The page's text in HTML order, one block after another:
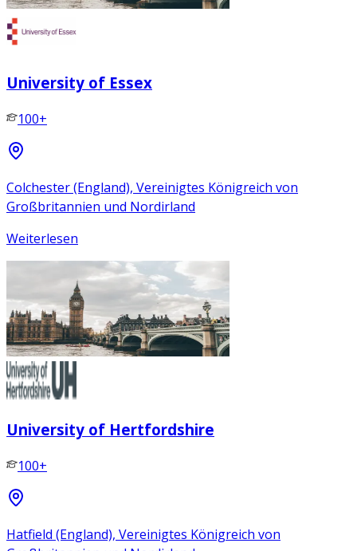
University of Essex
100+
Colchester (England), Vereinigtes Königreich von
Großbritannien und Nordirland
Weiterlesen
University of Hertfordshire
100+
Hatfield (England), Vereinigtes Königreich von